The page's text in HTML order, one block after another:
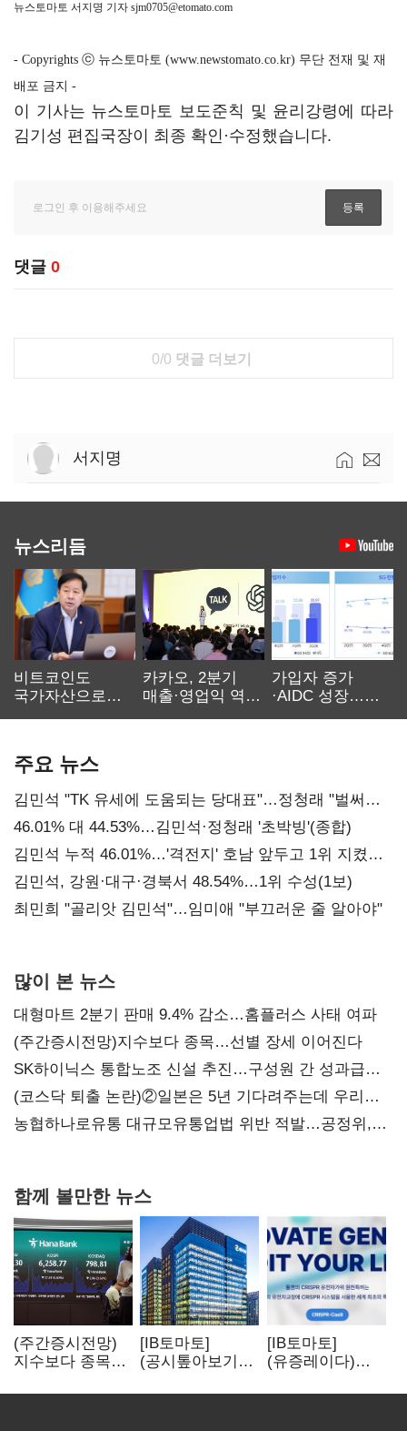
뉴스토마토 서지명 기자 sjm0705@etomato.com
- Copyrights ⓒ 뉴스토마토 (www.newstomato.co.kr) 무단 전재 및 재
배포 금지 -
이 기사는 뉴스토마토 보도준칙 및 윤리강령에 따라
김기성 편집국장이 최종 확인·수정했습니다.
댓글 0
0/0 댓글 더보기
서지명
뉴스리듬
비트코인도
국가자산으로…'
카카오, 2분기
매출·영업익 역대
가입자 증가
·AIDC 성장…
주요 뉴스
김민석 "TK 유세에 도움되는 당대표"…정청래 "벌써
대표된 양 당직 배분"
46.01% 대 44.53%…김민석·정청래 '초박빙'(종합)
김민석 누적 46.01%…'격전지' 호남 앞두고 1위 지켰다
(2보)
김민석, 강원·대구·경북서 48.54%…1위 수성(1보)
최민희 "골리앗 김민석"…임미애 "부끄러운 줄 알아야"
많이 본 뉴스
대형마트 2분기 판매 9.4% 감소…홈플러스 사태 여파
(주간증시전망)지수보다 종목…선별 장세 이어진다
SK하이닉스 통합노조 신설 추진…구성원 간 성과급
불만 확산
(코스닥 퇴출 논란)②일본은 5년 기다려주는데 우리는
당장 퇴출?…시간만으론 부족한 코스닥 구하기
농협하나로유통 대규모유통업법 위반 적발…공정위,
함께 볼만한 뉴스
(주간증시전망)
지수보다 종목…
이어진다
[IB토마토]
(공시톺아보기)
바로 매출로
[IB토마토]
(유증레이다)
3분의 1 토막…